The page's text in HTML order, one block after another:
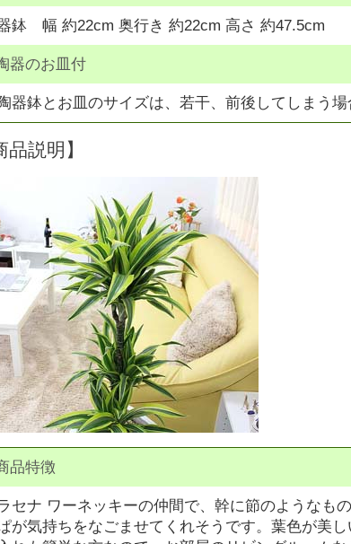
鉢 幅 約22cm 奥行き 約22cm 高さ 約47.5cm
器のお皿付
器鉢とお皿のサイズは、若干、前後してしまう場
品説明】
品特徴
セナ ワーネッキーの仲間で、幹に節のようなも
が気持ちをなごませてくれそうです。葉色が美